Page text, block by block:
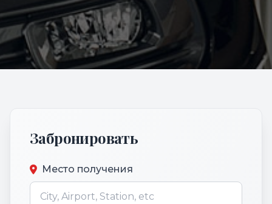
Забронировать
Место получения